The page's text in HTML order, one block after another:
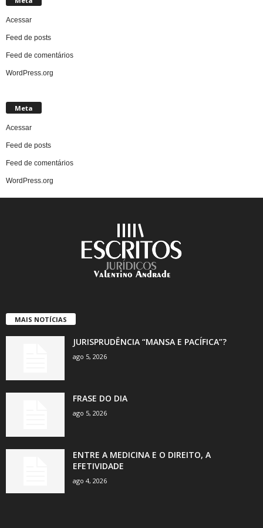
Acessar
Feed de posts
Feed de comentários
WordPress.org
Meta
Acessar
Feed de posts
Feed de comentários
WordPress.org
MAIS NOTÍCIAS
JURISPRUDÊNCIA “MANSA E PACÍFICA”?
ago 5, 2026
FRASE DO DIA
ago 5, 2026
ENTRE A MEDICINA E O DIREITO, A
EFETIVIDADE
ago 4, 2026